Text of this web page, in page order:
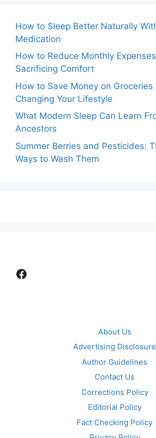
How to Sleep Better Naturally
Medication
How to Reduce Monthly
Sacrificing Comfort
How to Save Money on Groceries
Changing Your Lifestyle
What Modern Sleep Can Learn
Ancestors
Summer Berries and Pesticides:
Ways to Wash Them
Facebook
About Us
Advertising Disclosure
Author Guidelines
Contact Us
Corrections Policy
Editorial Policy
Fact Checking Policy